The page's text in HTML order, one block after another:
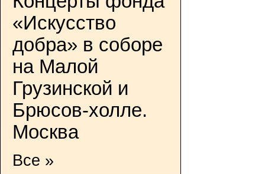
«Искусство
добра» в соборе
на Малой
Грузинской и
Брюсов-холле.
Москва
Все »